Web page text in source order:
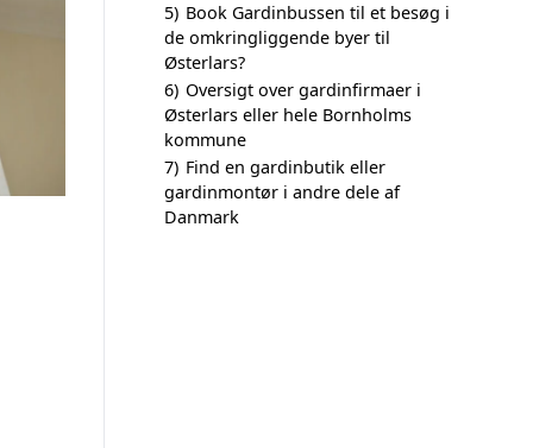
5) Book Gardinbussen til et besøg i
de omkringliggende byer til
Østerlars?
6) Oversigt over gardinfirmaer i
Østerlars eller hele Bornholms
kommune
7) Find en gardinbutik eller
gardinmontør i andre dele af
Danmark